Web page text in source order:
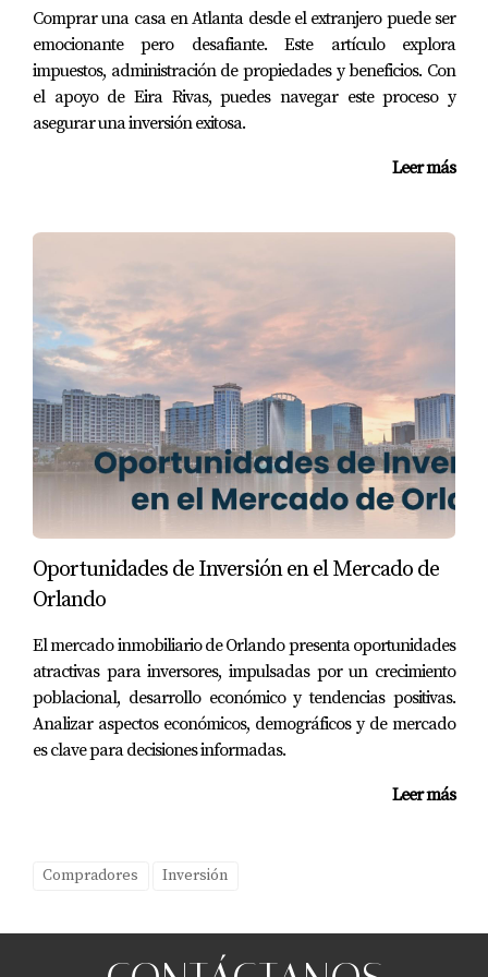
ingresos para optimizar su situación fiscal.
OPORTUNIDADES EN ZONAS
CON ALTA DEMANDA
Una parte esencial del éxito en Airbnb es elegir la
demostrado ser más rentables que otras debido a su
zonas recomendadas:
**Midtown:** Con su vida nocturna vibrante y
cercanía a atracciones culturales.
**Buckhead:** Conocido por sus tiendas exclusivas y
restaurantes gourmet.
**Downtown:** Ideal para aquellos que buscan
estar cerca del centro de convenciones y eventos
deportivos.
Al seleccionar una zona estratégica, puedes maximizar
tus reservas y aumentar tus ingresos significativamente.
Caso Estudio 3: La Apuesta Exitosa de Carlos
Carlos llegó desde Argentina buscando oportunidades
inmobiliarias en Atlanta. Gracias al asesoramiento
experto de Eira Rivas, pudo identificar un apartamento
en Midtown que se convirtió rápidamente en uno de los
más solicitados en Airbnb. Su éxito se debió no solo a la
ubicación sino también al enfoque estratégico que Eira le
CONCLUSIÓN
ser una experiencia gratificante si se hace correctamente.
Comprar una casa en Atlanta desde el extranjero puede ser
emocionante pero desafiante. Este artículo explora
impuestos, administración de propiedades y beneficios. Con
el apoyo de Eira Rivas, puedes navegar este proceso y
asegurar una inversión exitosa.
Leer más
Oportunidades de Inversión en el Mercado de
Orlando
El mercado inmobiliario de Orlando presenta oportunidades
atractivas para inversores, impulsadas por un crecimiento
poblacional, desarrollo económico y tendencias positivas.
Analizar aspectos económicos, demográficos y de mercado
es clave para decisiones informadas.
Leer más
Compradores Inversión